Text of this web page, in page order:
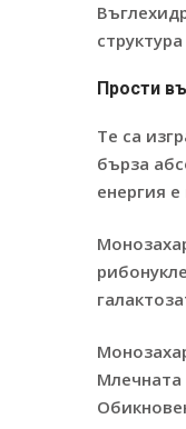
Прости
Те са
бърза
енергия
Млечната